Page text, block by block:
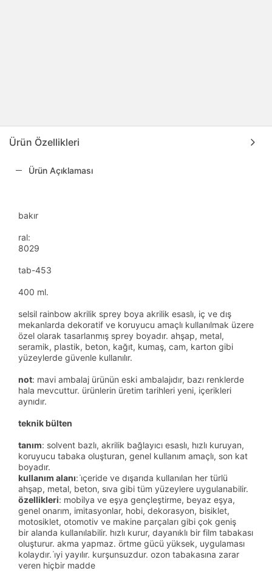
Ürün Özellikleri
Ürün Açıklaması
bakır
ral:
8029
tab-453
400 ml.
selsil rainbow akrilik sprey boya akrilik esaslı, iç ve dış
mekanlarda dekoratif ve koruyucu amaçlı kullanılmak üzere
özel olarak tasarlanmış sprey boyadır. ahşap, metal,
seramik, plastik, beton, kağıt, kumaş, cam, karton gibi
yüzeylerde güvenle kullanılır.
not: mavi ambalaj ürünün eski ambalajıdır, bazı renklerde
hala mevcuttur. ürünlerin üretim tarihleri yeni, içerikleri
aynıdır.
teknik bülten
tanım: solvent bazlı, akrilik bağlayıcı esaslı, hızlı kuruyan,
koruyucu tabaka oluşturan, genel kullanım amaçlı, son kat
boyadır.
kullanım alanı: i̇çeride ve dışarıda kullanılan her türlü
ahşap, metal, beton, sıva gibi tüm yüzeylere uygulanabilir.
özellikleri: mobilya ve eşya gençleştirme, beyaz eşya,
genel onarım, imitasyonlar, hobi, dekorasyon, bisiklet,
motosiklet, otomotiv ve makine parçaları gibi çok geniş
bir alanda kullanılabilir. hızlı kurur, dayanıklı bir film tabakası
oluşturur. akma yapmaz. örtme gücü yüksek, uygulaması
kolaydır. i̇yi yayılır. kurşunsuzdur. ozon tabakasına zarar
veren hiçbir madde